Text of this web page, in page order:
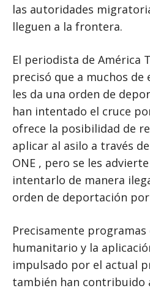
las autoridades
lleguen a la frontera.
El periodista de América
precisó que a muchos de
les da una orden de
han intentado el cruce
ofrece la posibilidad de
aplicar al asilo a través
ONE , pero se les
intentarlo de manera
orden de deportación
Precisamente
humanitario y la
impulsado por el actual
también han contribuido